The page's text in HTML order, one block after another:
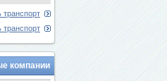
транспорт
транспорт
компании